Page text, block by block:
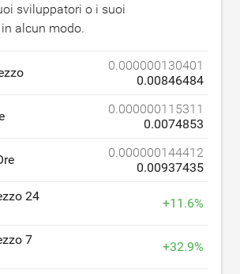
sviluppatori o i suoi
alcun modo.
0.000000130401
0.00846484
0.000000115311
0.0074853
0.000000144412
0.00937435
24
+11.6%
7
+32.9%